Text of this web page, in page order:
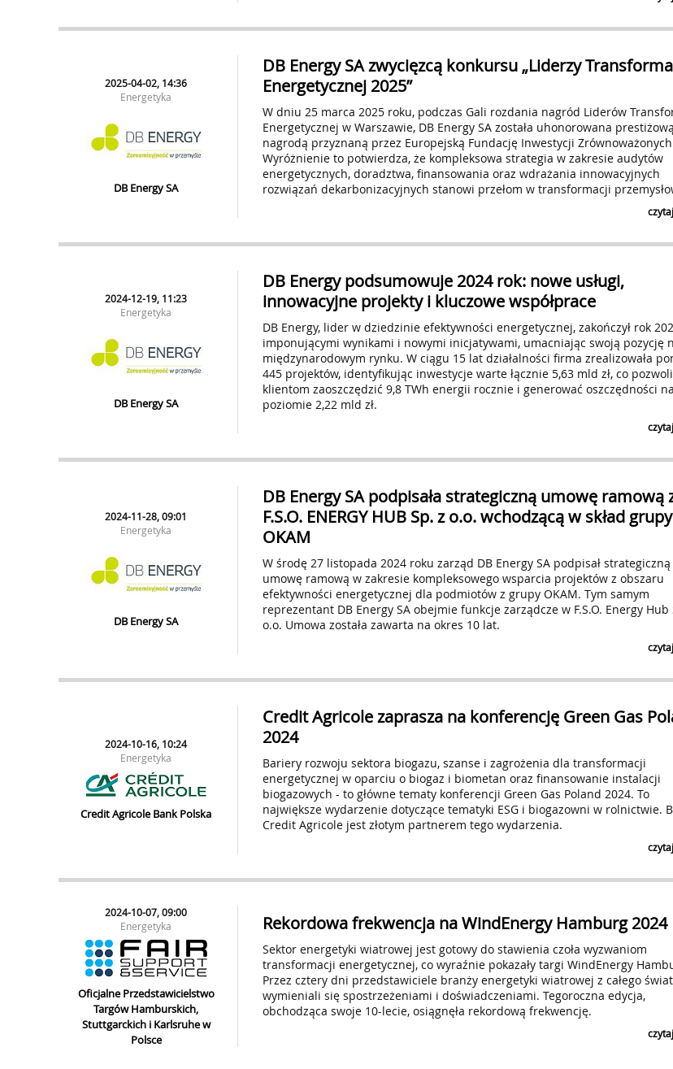
2025-04-02, 14:36
Energetyka
DB Energy SA
DB Energy SA zwycięzcą konkursu „Liderzy
Energetycznej 2025”
W dniu 25 marca 2025 roku, podczas Gali rozdania nagród Liderów
Energetycznej w Warszawie, DB Energy SA została uhonorowana prestiżową
nagrodą przyznaną przez Europejską Fundację Inwestycji
Wyróżnienie to potwierdza, że kompleksowa strategia w zakresie audytów
energetycznych, doradztwa, finansowania oraz wdrażania innowacyjnych
rozwiązań dekarbonizacyjnych stanowi przełom w transformacji
2024-12-19, 11:23
Energetyka
DB Energy SA
DB Energy podsumowuje 2024 rok: nowe usługi,
innowacyjne projekty i kluczowe współprace
DB Energy, lider w dziedzinie efektywności energetycznej, zakończył rok
imponującymi wynikami i nowymi inicjatywami, umacniając swoją pozycję
międzynarodowym rynku. W ciągu 15 lat działalności firma zrealizowała
445 projektów, identyfikując inwestycje warte łącznie 5,63 mld zł, co
klientom zaoszczędzić 9,8 TWh energii rocznie i generować oszczędności na
poziomie 2,22 mld zł.
2024-11-28, 09:01
Energetyka
DB Energy SA
DB Energy SA podpisała strategiczną umowę ramową
F.S.O. ENERGY HUB Sp. z o.o. wchodzącą w skład grupy
OKAM
W środę 27 listopada 2024 roku zarząd DB Energy SA podpisał strategiczną
umowę ramową w zakresie kompleksowego wsparcia projektów z obszaru
efektywności energetycznej dla podmiotów z grupy OKAM. Tym samym
reprezentant DB Energy SA obejmie funkcje zarządcze w F.S.O. Energy Hub
o.o. Umowa została zawarta na okres 10 lat.
2024-10-16, 10:24
Energetyka
Credit Agricole Bank Polska
Credit Agricole zaprasza na konferencję Green Gas
2024
Bariery rozwoju sektora biogazu, szanse i zagrożenia dla transformacji
energetycznej w oparciu o biogaz i biometan oraz finansowanie instalacji
biogazowych - to główne tematy konferencji Green Gas Poland 2024. To
największe wydarzenie dotyczące tematyki ESG i biogazowni w rolnictwie.
Credit Agricole jest złotym partnerem tego wydarzenia.
2024-10-07, 09:00
Energetyka
Oficjalne Przedstawicielstwo
Targów Hamburskich,
Stuttgarckich i Karlsruhe w
Polsce
Rekordowa frekwencja na WindEnergy Hamburg 2024
Sektor energetyki wiatrowej jest gotowy do stawienia czoła wyzwaniom
transformacji energetycznej, co wyraźnie pokazały targi WindEnergy
Przez cztery dni przedstawiciele branży energetyki wiatrowej z całego
wymieniali się spostrzeżeniami i doświadczeniami. Tegoroczna edycja,
obchodząca swoje 10-lecie, osiągnęła rekordową frekwencję.
Adres E-mail *
Harmonogram wysyłki
raz
Zasięg*
Kategoria tematyczna*
Wyrażam zgodę na przetwarzanie
w Bielsku-Białej przy ul. Legionów 26/
nowych notkach prasowych
informacji związanych z
Prywatności. Zgoda na przetwarzanie
poprzezhttps://www.biuroprasowe.pl/
odpowiedni link znajdujący się w